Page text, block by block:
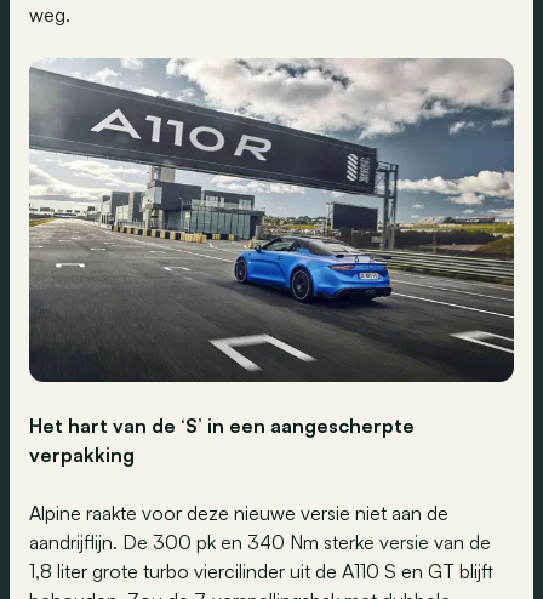
weg.
Het hart van de ‘S’ in een aangescherpte
verpakking
Alpine raakte voor deze nieuwe versie niet aan de
aandrijflijn. De 300 pk en 340 Nm sterke versie van de
1,8 liter grote turbo viercilinder uit de A110 S en GT blijft